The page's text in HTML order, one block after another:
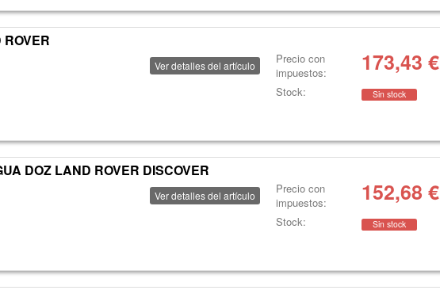
Ver detalles del artículo
Precio con
impuestos:
173,43 €
Stock: Sin stock
DOZ LAND ROVER DISCOVER
Ver detalles del artículo
Precio con
impuestos:
152,68 €
Stock: Sin stock